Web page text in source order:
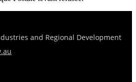
and Regional Development